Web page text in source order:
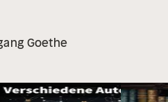
Goethe